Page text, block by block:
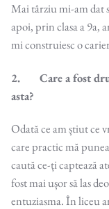
Mai târziu mi-am dat
apoi, prin clasa a 9a,
mi construiesc o
2. Care a fost
asta?
Odată ce am știut ce
care practic mă
caută ce-ți captează
fost mai ușor să las
entuziasma. În liceu